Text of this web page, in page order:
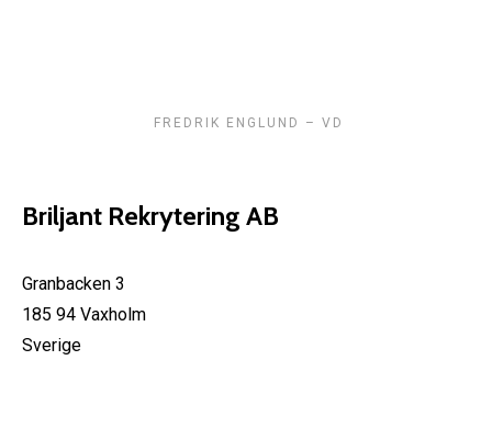
FREDRIK ENGLUND – VD
Briljant Rekrytering AB
Granbacken 3
185 94 Vaxholm
Sverige